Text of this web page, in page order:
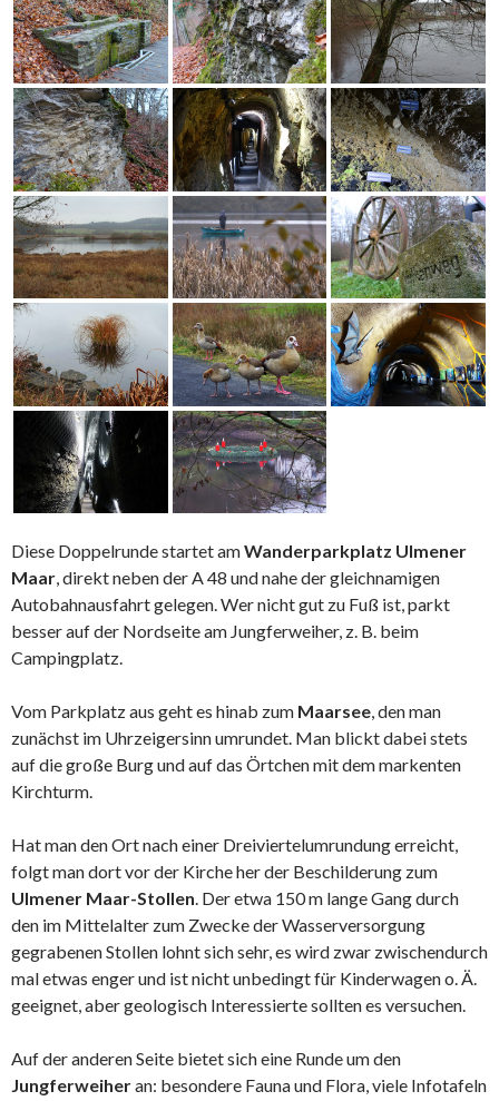
Diese Doppelrunde startet amWanderparkplatz Ulmener
Maar, direkt neben der A 48 und nahe der gleichnamigen
Autobahnausfahrt gelegen. Wer nicht gut zu Fuß ist, parkt
besser auf der Nordseite am Jungferweiher, z. B. beim
Campingplatz.
Vom Parkplatz aus geht es hinab zum Maarsee, den man
zunächst im Uhrzeigersinn umrundet. Man blickt dabei stets
auf die große Burg und auf das Örtchen mit dem markenten
Kirchturm.
Hat man den Ort nach einer Dreiviertelumrundung erreicht,
folgt man dort vor der Kirche her der Beschilderung zum
Ulmener Maar-Stollen. Der etwa 150 m lange Gang durch
den im Mittelalter zum Zwecke der Wasserversorgung
gegrabenen Stollen lohnt sich sehr, es wird zwar zwischendurch
mal etwas enger und ist nicht unbedingt für Kinderwagen o. Ä.
geeignet, aber geologisch Interessierte sollten es versuchen.
Auf der anderen Seite bietet sich eine Runde um den
Jungferweiheran: besondere Fauna und Flora, viele Infotafeln